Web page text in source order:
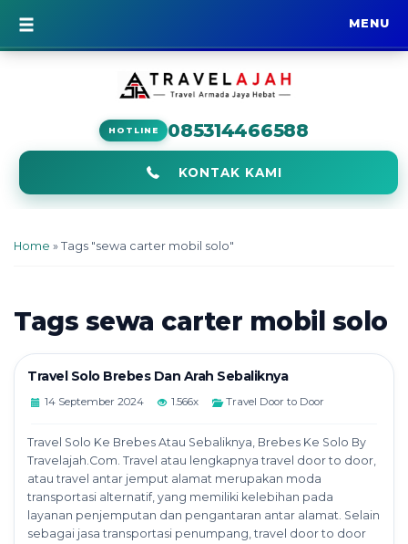
MENU
BERANDA
HOTLINE 085314466588
KONTAK KAMI
Home » Tags "sewa carter mobil solo"
Tags sewa carter mobil solo
Travel Solo Brebes Dan Arah Sebaliknya
14 September 2024 1.566x Travel Door to Door
Travel Solo Ke Brebes Atau Sebaliknya, Brebes Ke Solo By
Travelajah.Com. Travel atau lengkapnya travel door to door,
atau travel antar jemput alamat merupakan moda
transportasi alternatif, yang memiliki kelebihan pada
layanan penjemputan dan pengantaran antar alamat. Selain
sebagai jasa transportasi penumpang, travel door to door